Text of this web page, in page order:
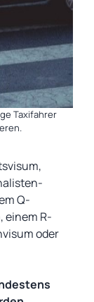
Taxifahrer
Q-
einem R-
oder